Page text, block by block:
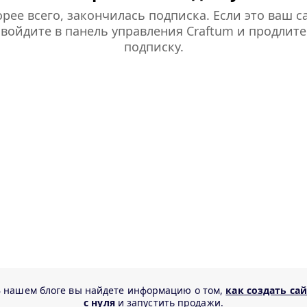
всего, закончилась подписка. Если это ваш
войдите в панель управления Craftum и продлите
подписку.
нашем блоге вы найдете информацию о том, как создать
с нуляи запустить продажи.